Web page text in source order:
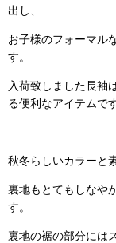
出し、
お子様のフォーマル
す。
入荷致しました長袖
る便利なアイテムです
秋冬らしいカラーと
裏地もとてもしなや
す。
裏地の裾の部分には